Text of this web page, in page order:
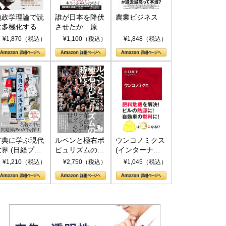
政学理論で読
多極化する世
トランプと
¥1,870（税込）
誰が日本を降伏
させたか 原爆
投下、ソ連参
(PHP新書)
¥1,100（税込）
農業ビジネス
¥1,848（税込）
典に学ぶ現代
界 (日経プレ
アシリーズ)
¥1,210（税込）
ルペンと極右ポ
ピュリズムの時
代：〈ヤヌス〉
¥2,750（税込）
ウンコノミクス
(インターナシ
ョナル新書)
¥1,045（税込）